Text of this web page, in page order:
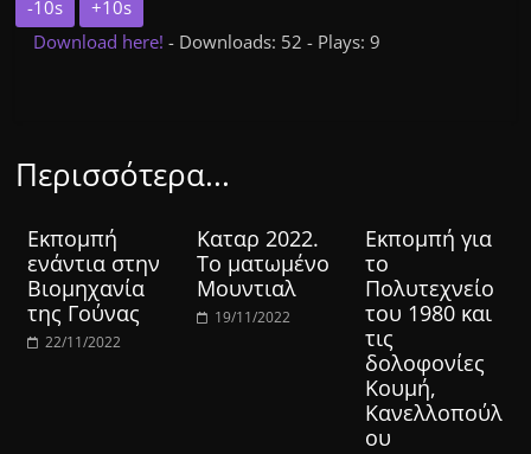
-10s
+10s
Download here!- Downloads: 52 - Plays: 9
Περισσότερα...
Εκπομπή
ενάντια στην
Βιομηχανία
της Γούνας
22/11/2022
Καταρ 2022.
Το ματωμένο
Μουντιαλ
19/11/2022
Εκπομπή για
το
Πολυτεχνείο
του 1980 και
τις
δολοφονίες
Κουμή,
Κανελλοπούλ
ου